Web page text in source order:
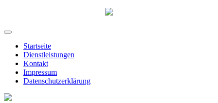
Startseite
Dienstleistungen
Kontakt
Impressum
Datenschutzerklärung